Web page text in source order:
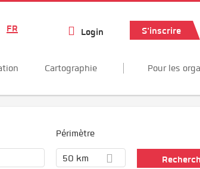
FR Login S'inscrire
Cartographie Pour les
Périmètre
50 km